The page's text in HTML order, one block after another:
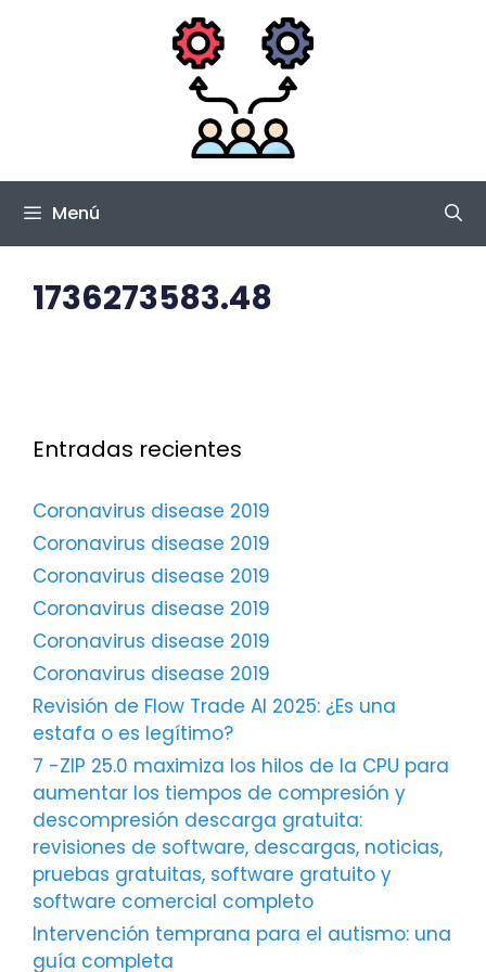
Menú
1736273583.48
Entradas recientes
Coronavirus disease 2019
Coronavirus disease 2019
Coronavirus disease 2019
Coronavirus disease 2019
Coronavirus disease 2019
Coronavirus disease 2019
Revisión de Flow Trade AI 2025: ¿Es una
estafa o es legítimo?
7 -ZIP 25.0 maximiza los hilos de la CPU para
aumentar los tiempos de compresión y
descompresión descarga gratuita:
revisiones de software, descargas, noticias,
pruebas gratuitas, software gratuito y
software comercial completo
Intervención temprana para el autismo: una
guía completa